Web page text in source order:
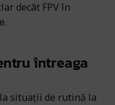
decât FPV în
întreaga
situații de rutină la